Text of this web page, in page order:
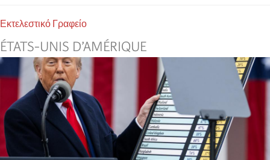
Εκτελεστικό Γραφείο
ÉTATS-UNIS D’AMÉRIQUE